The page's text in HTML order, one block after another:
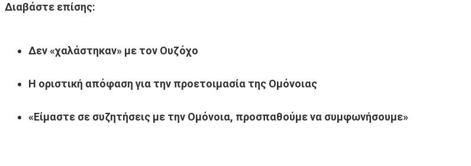
Διαβάστε επίσης:
Δεν «χαλάστηκαν» με τον Ουζόχο
Η οριστική απόφαση για την προετοιμασία της Ομόνοιας
«Είμαστε σε συζητήσεις με την Ομόνοια, προσπαθούμε να συμφωνήσουμε»